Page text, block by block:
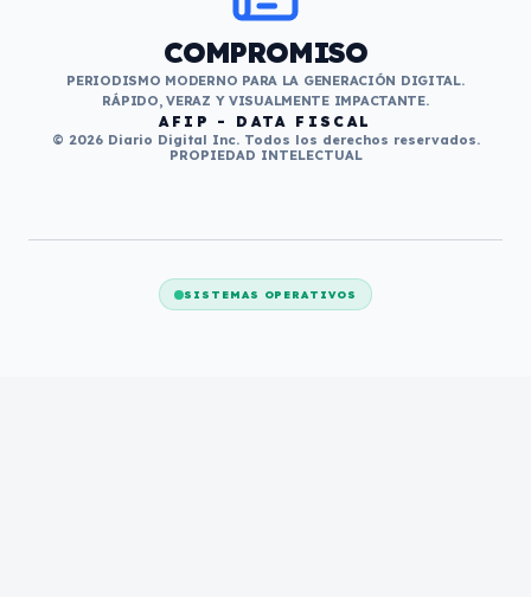
COMPROMISO
PERIODISMO MODERNO PARA LA GENERACIÓN DIGITAL.
RÁPIDO, VERAZ Y VISUALMENTE IMPACTANTE.
AFIP - DATA FISCAL
© 2026 Diario Digital Inc. Todos los derechos reservados.
PROPIEDAD INTELECTUAL
SISTEMAS OPERATIVOS